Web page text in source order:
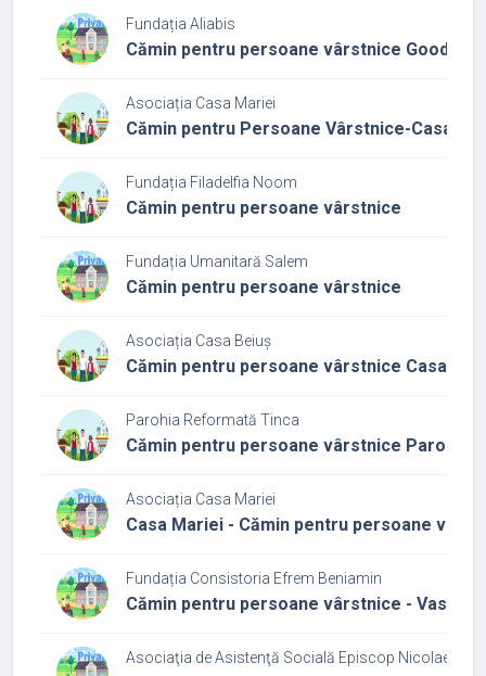
Fundația Aliabis
Cămin pentru persoane vârstnice Good
Asociația Casa Mariei
Cămin pentru Persoane Vârstnice-Casa
Fundația Filadelfia Noom
Cămin pentru persoane vârstnice
Fundația Umanitară Salem
Cămin pentru persoane vârstnice
Asociația Casa Beiuș
Cămin pentru persoane vârstnice Casa
Parohia Reformată Tinca
Cămin pentru persoane vârstnice Parohia
Asociația Casa Mariei
Casa Mariei - Cămin pentru persoane
Fundația Consistoria Efrem Beniamin
Cămin pentru persoane vârstnice -
Asociaţia de Asistenţă Socială Episcop Nicolae